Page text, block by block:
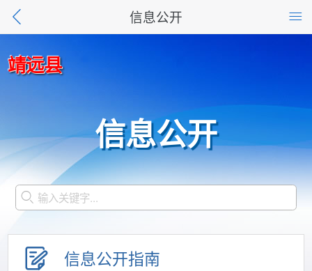
信息公开
靖远县
信息公开
信息公开指南